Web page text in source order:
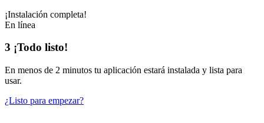
¡Instalación completa!
En línea
3 ¡Todo listo!
En menos de 2 minutos tu aplicación estará instalada y lista para
usar.
¿Listo para empezar?